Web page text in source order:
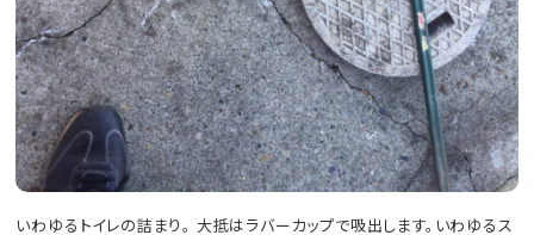
いわゆるトイレの詰まり。 大抵はラバーカップで吸出します。いわゆるス